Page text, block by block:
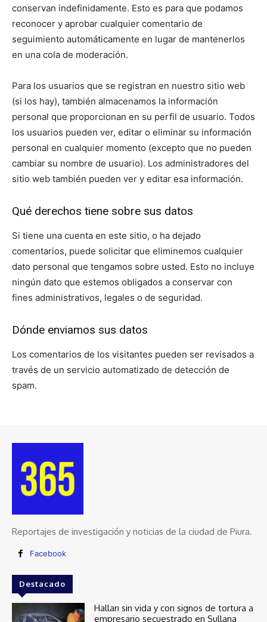
conservan indefinidamente. Esto es para que podamos
reconocer y aprobar cualquier comentario de
seguimiento automáticamente en lugar de mantenerlos
en una cola de moderación.
Para los usuarios que se registran en nuestro sitio web
(si los hay), también almacenamos la información
personal que proporcionan en su perfil de usuario. Todos
los usuarios pueden ver, editar o eliminar su información
personal en cualquier momento (excepto que no pueden
cambiar su nombre de usuario). Los administradores del
sitio web también pueden ver y editar esa información.
Qué derechos tiene sobre sus datos
Si tiene una cuenta en este sitio, o ha dejado
comentarios, puede solicitar que eliminemos cualquier
dato personal que tengamos sobre usted. Esto no incluye
ningún dato que estemos obligados a conservar con
fines administrativos, legales o de seguridad.
Dónde enviamos sus datos
Los comentarios de los visitantes pueden ser revisados a
través de un servicio automatizado de detección de
spam.
Reportajes de investigación y noticias de la ciudad de Piura.
Facebook
Destacado
Hallan sin vida y con signos de tortura a
empresario secuestrado en Sullana